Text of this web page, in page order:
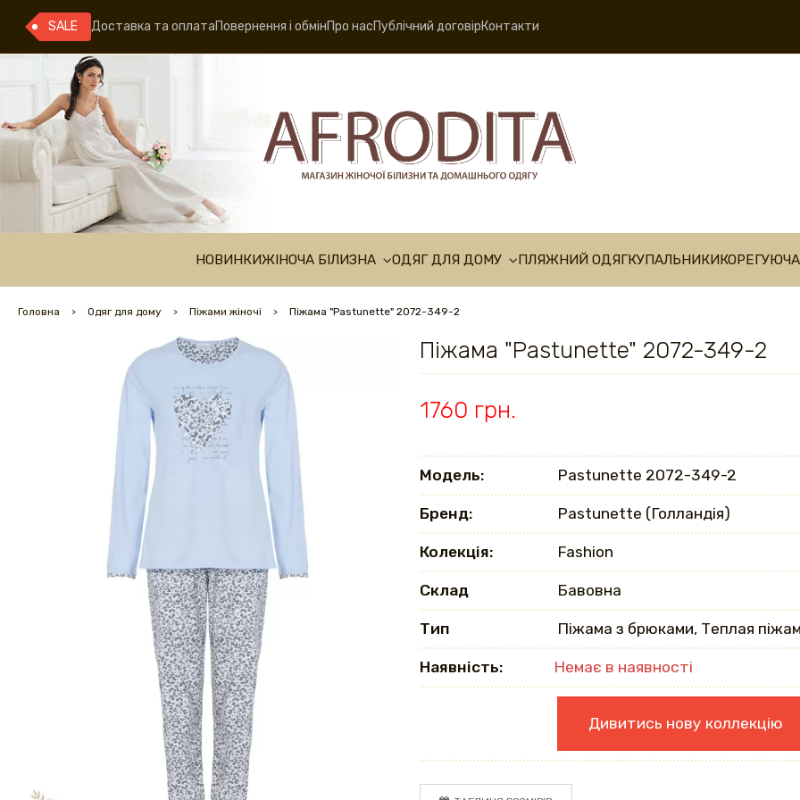
SALE Доставка та оплатаПовернення і обмінПро насПублічний договірКонтакти
НОВИНКИЖІНОЧА БІЛИЗНА ОДЯГ ДЛЯ ДОМУ ПЛЯЖНИЙ ОДЯГКУПАЛЬНИКИ
Головна Одяг для дому Піжами жіночі Піжама "Pastunette" 2072-349-2
Піжама "Pastunette" 2072-349-2
1760 грн.
Модель: Pastunette 2072-349-2
Бренд: Pastunette (Голландія)
Колекція: Fashion
Склад Бавовна
Тип Піжама з брюками, Теплая
Наявність: Немає в наявності
Дивитись нову коллекцію